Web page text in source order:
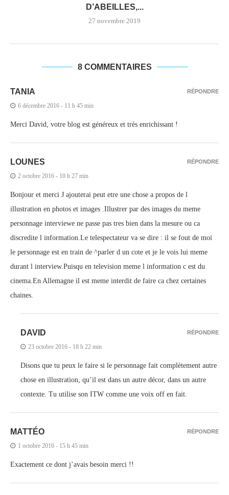
D’ABEILLES,...
27 novembre 2019
8 COMMENTAIRES
TANIA
6 décembre 2016 - 11 h 45 min
Merci David, votre blog est généreux et très enrichissant !
RÉPONDRE
LOUNES
2 octobre 2016 - 10 h 27 min
Bonjour et merci J ajouterai peut etre une chose a propos de l
illustration en photos et images .Illustrer par des images du meme
personnage interviewe ne passe pas tres bien dans la mesure ou ca
discredite l information.Le telespectateur va se dire : il se fout de moi
le personnage est en train de ^parler d un cote et je le vois lui meme
durant l interview.Puisqu en television meme l information c est du
cinema.En Allemagne il est meme interdit de faire ca chez certaines
chaines.
RÉPONDRE
DAVID
23 octobre 2016 - 18 h 22 min
Disons que tu peux le faire si le personnage fait complètement autre
chose en illustration, qu’il est dans un autre décor, dans un autre
contexte. Tu utilise son ITW comme une voix off en fait.
RÉPONDRE
MATTÉO
1 octobre 2016 - 15 h 45 min
Exactement ce dont j’avais besoin merci !!
RÉPONDRE